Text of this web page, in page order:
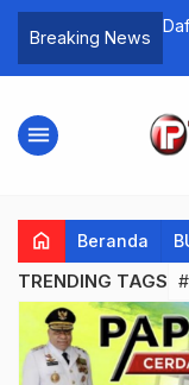
Breaking News
menu
home Beranda
TRENDING TAGS